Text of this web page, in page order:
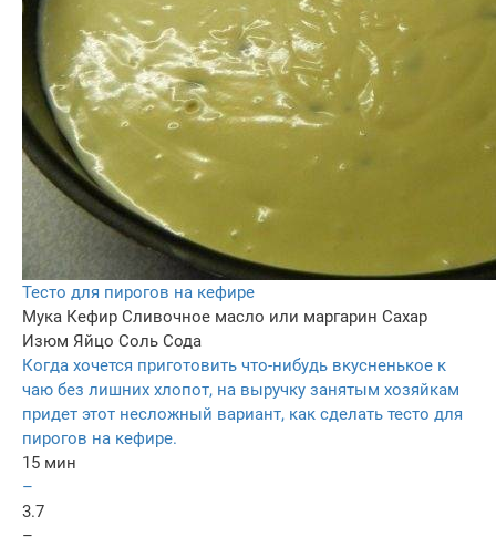
Тесто для пирогов на кефире
Мука Кефир Сливочное масло или маргарин Сахар
Изюм Яйцо Соль Сода
Когда хочется приготовить что-нибудь вкусненькое к
чаю без лишних хлопот, на выручку занятым хозяйкам
придет этот несложный вариант, как сделать тесто для
пирогов на кефире.
15 мин
–
3.7
–